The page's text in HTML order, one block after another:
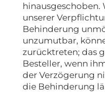
hinausgeschoben.
unserer
Behinderung
unzumutbar,
zurücktreten; das
Besteller, wenn
der Verzögerung
die Behinderung